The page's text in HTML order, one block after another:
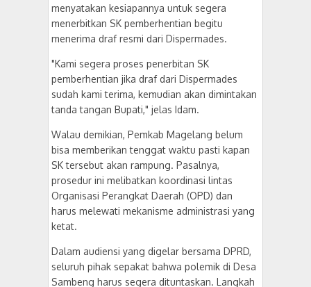
menyatakan kesiapannya untuk segera
menerbitkan SK pemberhentian begitu
menerima draf resmi dari Dispermades.
​"Kami segera proses penerbitan SK
pemberhentian jika draf dari Dispermades
sudah kami terima, kemudian akan dimintakan
tanda tangan Bupati," jelas Idam.
​Walau demikian, Pemkab Magelang belum
bisa memberikan tenggat waktu pasti kapan
SK tersebut akan rampung. Pasalnya,
prosedur ini melibatkan koordinasi lintas
Organisasi Perangkat Daerah (OPD) dan
harus melewati mekanisme administrasi yang
ketat.
​Dalam audiensi yang digelar bersama DPRD,
seluruh pihak sepakat bahwa polemik di Desa
Sambeng harus segera dituntaskan. Langkah